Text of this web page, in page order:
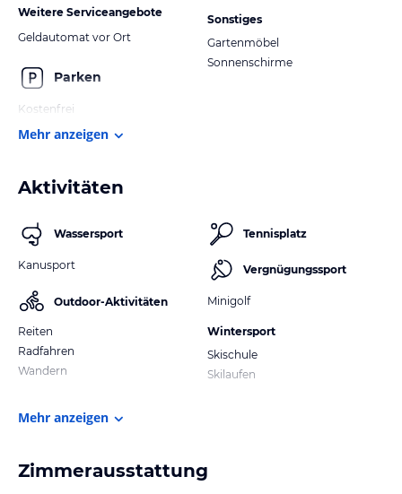
Weitere Serviceangebote
Geldautomat vor Ort
Parken
Kostenfrei
Sonstiges
Gartenmöbel
Sonnenschirme
Mehr anzeigen
Aktivitäten
Wassersport
Kanusport
Outdoor-Aktivitäten
Reiten
Radfahren
Wandern
Tennisplatz
Vergnügungssport
Minigolf
Wintersport
Skischule
Skilaufen
Mehr anzeigen
Zimmerausstattung